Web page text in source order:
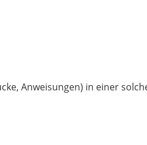
Anweisungen) in einer